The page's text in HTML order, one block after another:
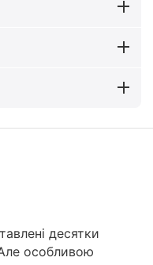
десятки
особливою